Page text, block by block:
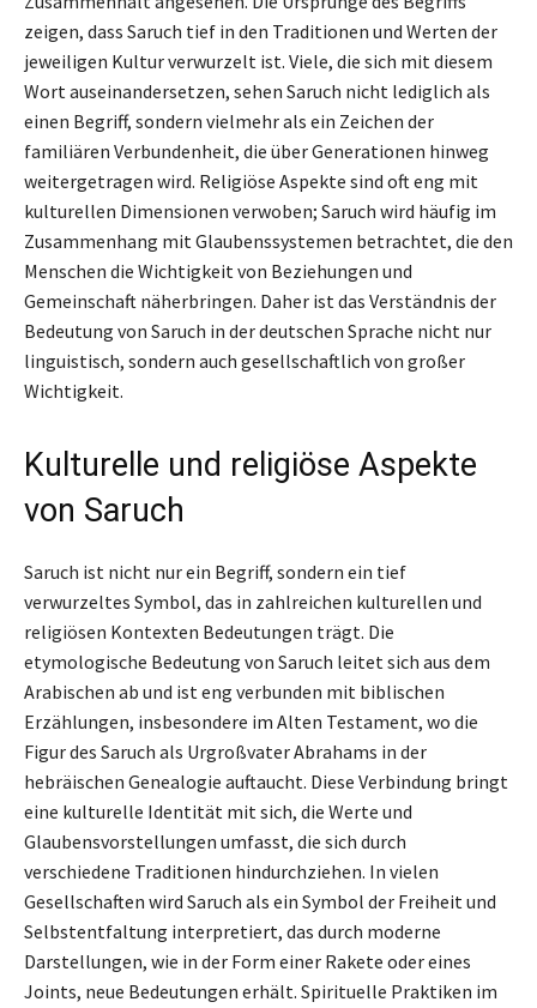
zeigen, dass Saruch tief in den Traditionen und Werten der
jeweiligen Kultur verwurzelt ist. Viele, die sich mit diesem
Wort auseinandersetzen, sehen Saruch nicht lediglich als
einen Begriff, sondern vielmehr als ein Zeichen der
familiären Verbundenheit, die über Generationen hinweg
weitergetragen wird. Religiöse Aspekte sind oft eng mit
kulturellen Dimensionen verwoben; Saruch wird häufig im
Zusammenhang mit Glaubenssystemen betrachtet, die den
Menschen die Wichtigkeit von Beziehungen und
Gemeinschaft näherbringen. Daher ist das Verständnis der
Bedeutung von Saruch in der deutschen Sprache nicht nur
linguistisch, sondern auch gesellschaftlich von großer
Wichtigkeit.
Kulturelle und religiöse Aspekte
von Saruch
Saruch ist nicht nur ein Begriff, sondern ein tief
verwurzeltes Symbol, das in zahlreichen kulturellen und
religiösen Kontexten Bedeutungen trägt. Die
etymologische Bedeutung von Saruch leitet sich aus dem
Arabischen ab und ist eng verbunden mit biblischen
Erzählungen, insbesondere im Alten Testament, wo die
Figur des Saruch als Urgroßvater Abrahams in der
hebräischen Genealogie auftaucht. Diese Verbindung bringt
eine kulturelle Identität mit sich, die Werte und
Glaubensvorstellungen umfasst, die sich durch
verschiedene Traditionen hindurchziehen. In vielen
Gesellschaften wird Saruch als ein Symbol der Freiheit und
Selbstentfaltung interpretiert, das durch moderne
Darstellungen, wie in der Form einer Rakete oder eines
Joints, neue Bedeutungen erhält. Spirituelle Praktiken im